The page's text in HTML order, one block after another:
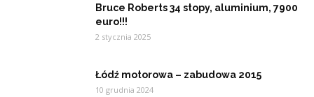
Bruce Roberts 34 stopy, aluminium, 7900
euro!!!
2 stycznia 2025
Łódź motorowa – zabudowa 2015
10 grudnia 2024